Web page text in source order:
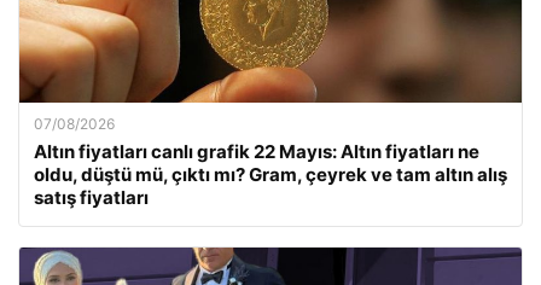
07/08/2026
Altın fiyatları canlı grafik 22 Mayıs: Altın fiyatları ne
oldu, düştü mü, çıktı mı? Gram, çeyrek ve tam altın alış
satış fiyatları